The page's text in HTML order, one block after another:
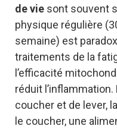
de vie sont souvent
physique régulière
semaine) est
traitements de la
l’efficacité
réduit
coucher et de lever,
le coucher, une